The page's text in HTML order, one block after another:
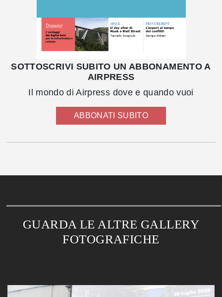
SOTTOSCRIVI SUBITO UN ABBONAMENTO A
AIRPRESS
Il mondo di Airpress dove e quando vuoi
ABBONATI SUBITO
GUARDA LE ALTRE GALLERY
FOTOGRAFICHE